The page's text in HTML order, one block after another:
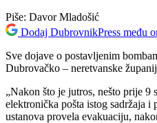
Piše: Davor Mladošić
Dodaj DubrovnikPress među
Sve dojave o postavljenim
Dubrovačko – neretvanske
„Nakon što je jutros, nešto prije 9
elektronička pošta istog sadržaja
ustanova provela evakuaciju,